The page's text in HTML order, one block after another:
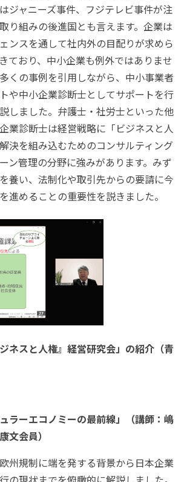
ジャニーズ事件、フジテレビ事件が注
り組みの後進国とも言えます。企業は
ンスを通して社内外の目配りが求めら
ており、中小企業も例外ではありませ
くの事例を引用しながら、中小事業者
や中小企業診断士としてサポートを行
しました。弁護士・社労士といった他
業診断士は経営戦略に「ビジネスと人
決を組み込むためのコンサルティング
ン管理の分野に強みがあります。みず
養い、法制化や取引先からの要請に今
進めることの重要性を説きました。
ネスと人権』経営研究会」の紹介（青
ラーエコノミーの最前線」（講師：嶋
文会員）
州規制に端を発する背景から日本企業